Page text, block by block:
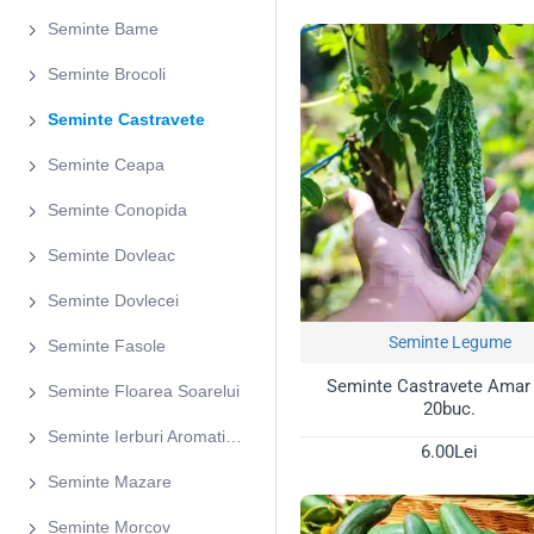
Seminte Bame
Seminte Brocoli
Seminte Castravete
Seminte Ceapa
Seminte Conopida
Seminte Dovleac
Seminte Dovlecei
Seminte Fasole
Seminte Floarea Soarelui
Seminte Mazare
Seminte Morcov
🥒Textură Crocantă
oferind o experiență
🥗Tipuri Variate
fermitatea), soiuri
⛺Productivitate
extratimpurii,
🛡️Vigoare și
asigurând culturi
Sfaturi pentru
Semințele de castraveți
timpurii crescute în
iubește căldura
Sfatul TulipShop:
curate și ușor de recoltat,
Seminte Legume
Seminte Castravete
20buc.
6.00Lei